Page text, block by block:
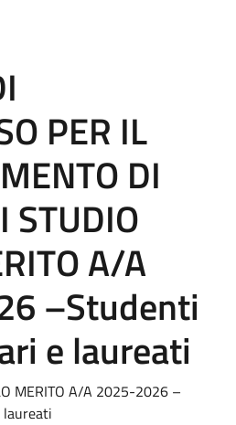
PER IL
DI
STUDIO
A/A
–Studenti
e laureati
MERITO A/A 2025-2026 –